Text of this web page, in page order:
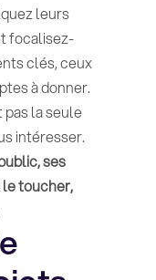
leurs
focalisez-
clés, ceux
à donner.
pas la seule
intéresser.
ses
le toucher,